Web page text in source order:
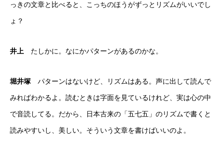
っきの文章と比べると、こっちのほうがずっとリズムがいいでし
ょ？
井上 たしかに。なにかパターンがあるのかな。
堀井塚 パターンはないけど、リズムはある。声に出して読んで
みればわかるよ。読むときは字面を見ているけれど、実は心の中
で音読してる。だから、日本古来の「五七五」のリズムで書くと
読みやすいし、美しい。そういう文章を書けばいいのよ。